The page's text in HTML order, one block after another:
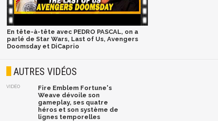
En tête-à-tête avec PEDRO PASCAL, on a
parlé de Star Wars, Last of Us, Avengers
Doomsday et DiCaprio
AUTRES VIDÉOS
VIDÉO
Fire Emblem Fortune's
Weave dévoile son
gameplay, ses quatre
héros et son système de
lignes temporelles